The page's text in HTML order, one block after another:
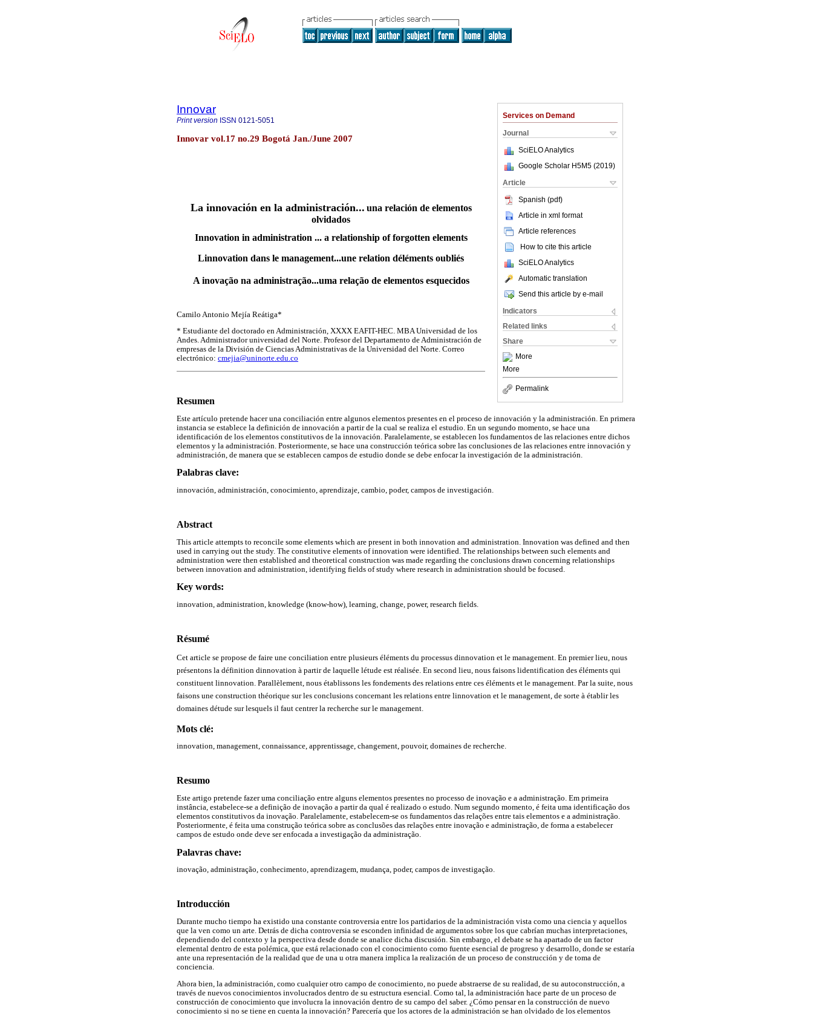
Services on Demand
Journal
SciELO Analytics
Google Scholar H5M5 (2019)
Article
Spanish (pdf)
Article in xml format
Article references
How to cite this article
SciELO Analytics
Automatic translation
Send this article by e-mail
Indicators
Related links
Share
More
More
Permalink
Innovar
Print version ISSN 0121-5051
Innovar vol.17 no.29 Bogotá Jan./June 2007
La innovación en la administración... una relación de elementos
olvidados
Innovation in administration ... a relationship of forgotten elements
Linnovation dans le management...une relation déléments oubliés
A inovação na administração...uma relação de elementos esquecidos
Camilo Antonio Mejía Reátiga*
* Estudiante del doctorado en Administración, XXXX EAFIT-HEC. MBA Universidad de los
Andes. Administrador universidad del Norte. Profesor del Departamento de Administración de
empresas de la División de Ciencias Administrativas de la Universidad del Norte. Correo
electrónico: cmejia@uninorte.edu.co
Resumen
Este artículo pretende hacer una conciliación entre algunos elementos presentes en el proceso de innovación y la administración. En primera
instancia se establece la definición de innovación a partir de la cual se realiza el estudio. En un segundo momento, se hace una
identificación de los elementos constitutivos de la innovación. Paralelamente, se establecen los fundamentos de las relaciones entre dichos
elementos y la administración. Posteriormente, se hace una construcción teórica sobre las conclusiones de las relaciones entre innovación y
administración, de manera que se establecen campos de estudio donde se debe enfocar la investigación de la administración.
Palabras clave:
innovación, administración, conocimiento, aprendizaje, cambio, poder, campos de investigación.
Abstract
This article attempts to reconcile some elements which are present in both innovation and administration. Innovation was defined and then
used in carrying out the study. The constitutive elements of innovation were identified. The relationships between such elements and
administration were then established and theoretical construction was made regarding the conclusions drawn concerning relationships
between innovation and administration, identifying fields of study where research in administration should be focused.
Key words:
innovation, administration, knowledge (know-how), learning, change, power, research fields.
Résumé
Cet article se propose de faire une conciliation entre plusieurs éléments du processus dinnovation et le management. En premier lieu, nous
présentons la définition dinnovation à partir de laquelle létude est réalisée. En second lieu, nous faisons lidentification des éléments qui
constituent linnovation. Parallèlement, nous établissons les fondements des relations entre ces éléments et le management. Par la suite, nous
faisons une construction théorique sur les conclusions concernant les relations entre linnovation et le management, de sorte à établir les
domaines détude sur lesquels il faut centrer la recherche sur le management.
Mots clé:
innovation, management, connaissance, apprentissage, changement, pouvoir, domaines de recherche.
Resumo
Este artigo pretende fazer uma conciliação entre alguns elementos presentes no processo de inovação e a administração. Em primeira
instância, estabelece-se a definição de inovação a partir da qual é realizado o estudo. Num segundo momento, é feita uma identificação dos
elementos constitutivos da inovação. Paralelamente, estabelecem-se os fundamentos das relações entre tais elementos e a administração.
Posteriormente, é feita uma construção teórica sobre as conclusões das relações entre inovação e administração, de forma a estabelecer
campos de estudo onde deve ser enfocada a investigação da administração.
Palavras chave:
inovação, administração, conhecimento, aprendizagem, mudança, poder, campos de investigação.
Introducción
Durante mucho tiempo ha existido una constante controversia entre los partidarios de la administración vista como una ciencia y aquellos
que la ven como un arte. Detrás de dicha controversia se esconden infinidad de argumentos sobre los que cabrían muchas interpretaciones,
dependiendo del contexto y la perspectiva desde donde se analice dicha discusión. Sin embargo, el debate se ha apartado de un factor
elemental dentro de esta polémica, que está relacionado con el conocimiento como fuente esencial de progreso y desarrollo, donde se estaría
ante una representación de la realidad que de una u otra manera implica la realización de un proceso de construcción y de toma de
conciencia.
Ahora bien, la administración, como cualquier otro campo de conocimiento, no puede abstraerse de su realidad, de su autoconstrucción, a
través de nuevos conocimientos involucrados dentro de su estructura esencial. Como tal, la administración hace parte de un proceso de
construcción de conocimiento que involucra la innovación dentro de su campo del saber. ¿Cómo pensar en la construcción de nuevo
conocimiento si no se tiene en cuenta la innovación? Parecería que los actores de la administración se han olvidado de los elementos